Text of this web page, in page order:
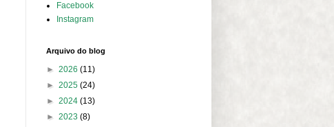
Facebook
Instagram
Arquivo do blog
► 2026 (11)
► 2025 (24)
► 2024 (13)
► 2023 (8)